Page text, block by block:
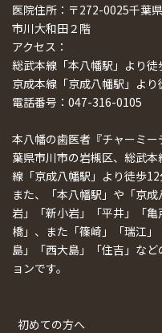
医院住所：〒272-0025千葉
市川大和田２階
アクセス：
総武本線「本八幡駅」より徒
京成本線「京成八幡駅」よ
電話番号：047-316-0105
本八幡の歯医者『チャーミ
葉県市川市の岩槻区、総武
線「京成八幡駅」より徒歩12
また、「本八幡駅」や「京
岩」「新小岩」「平井」「
橋」、また「篠崎」「瑞江
島」「西大島」「住吉」な
ョンです。
初めての方へ